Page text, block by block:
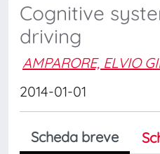
Cognitive
driving
AMPARORE, ELVIO
2014-01-01
Scheda breve